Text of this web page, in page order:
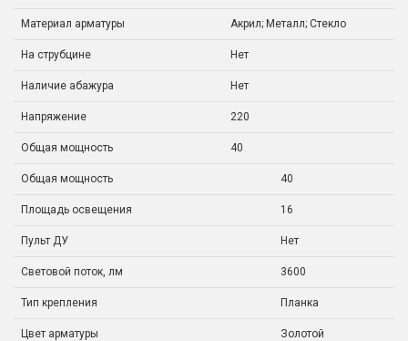
Материал арматуры Акрил; Металл; Стекло
На струбцине Нет
Наличие абажура Нет
Напряжение 220
Общая мощность 40
Общая мощность 40
Площадь освещения 16
Пульт ДУ Нет
Световой поток, лм 3600
Тип крепления Планка
Цвет арматуры Золотой